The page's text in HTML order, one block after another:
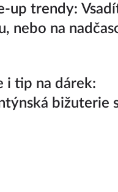
up trendy:
nebo na
i tip na dárek:
bižuterie